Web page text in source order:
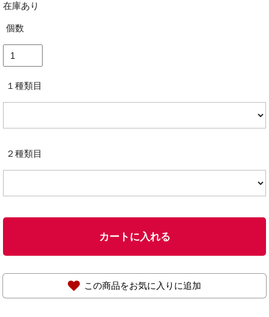
在庫あり
個数
１種類目
２種類目
カートに入れる
この商品をお気に入りに追加